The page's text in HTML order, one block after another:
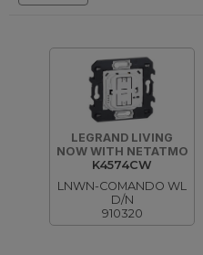
LEGRAND LIVING
NOW WITH NETATMO
K4574CW
LNWN-COMANDO WL
D/N
910320